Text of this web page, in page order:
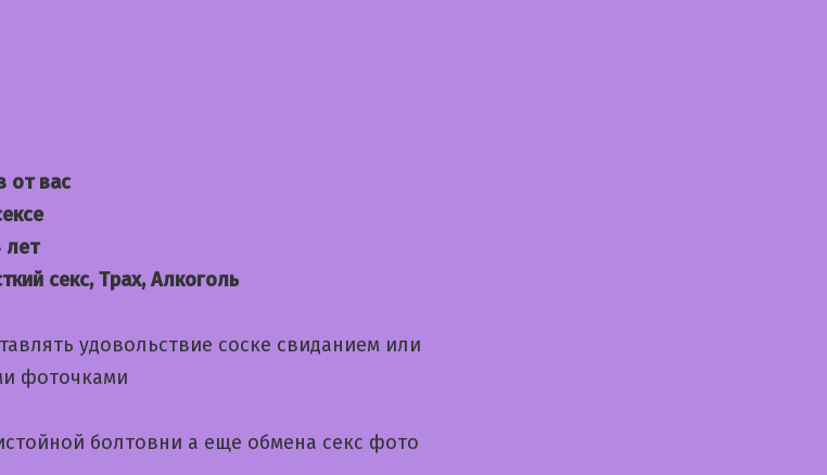
от вас
лет
секс, Трах, Алкоголь
удовольствие соске свиданием или
фоточками
болтовни а еще обмена секс фото